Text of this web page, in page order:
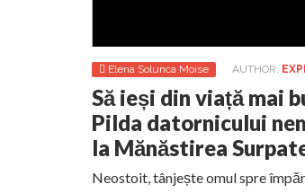
Elena Solunca Moise AUTHOR:
Să ieși din viață mai
Pilda datornicului
la Mănăstirea
Neostoit, tânjește omul spre